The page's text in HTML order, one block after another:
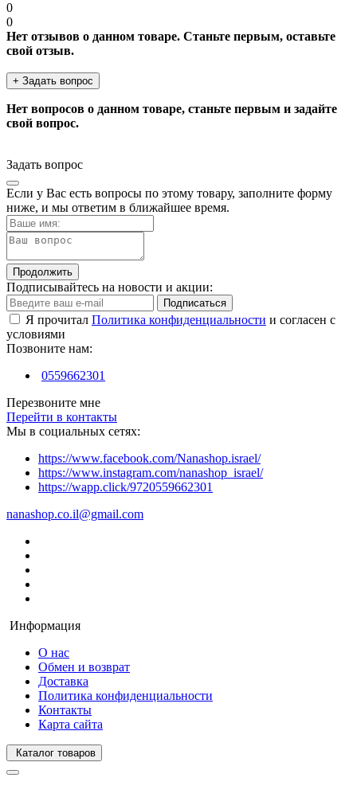
0
0
Нет отзывов о данном товаре. Станьте первым, оставьте
свой отзыв.
+ Задать вопрос
Нет вопросов о данном товаре, станьте первым и задайте
свой вопрос.
Задать вопрос
Если у Вас есть вопросы по этому товару, заполните форму
ниже, и мы ответим в ближайшее время.
Продолжить
Подписывайтесь на новости и акции:
Подписаться
Я прочитал Политика конфиденциальности и согласен с
условиями
Позвоните нам:
0559662301
Перезвоните мне
Перейти в контакты
Мы в социальных сетях:
https://www.facebook.com/Nanashop.israel/
https://www.instagram.com/nanashop_israel/
https://wapp.click/9720559662301
nanashop.co.il@gmail.com
Информация
О нас
Обмен и возврат
Доставка
Политика конфиденциальности
Контакты
Карта сайта
Каталог товаров